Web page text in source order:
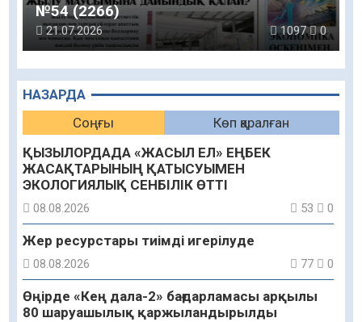
НАЗАРДА
Соңғы
Көп қаралған
ҚЫЗЫЛОРДАДА «ЖАСЫЛ ЕЛ» ЕҢБЕК
ЖАСАҚТАРЫНЫҢ ҚАТЫСУЫМЕН
ЭКОЛОГИЯЛЫҚ СЕНБІЛІК ӨТТІ
08.08.2026 53 0
Жер ресурстары тиімді игерілуде
08.08.2026 77 0
Өңірде «Кең дала-2» бағдарламасы арқылы
80 шаруашылық қаржыландырылды
№54 (2266)
21.07.2026 1097 0